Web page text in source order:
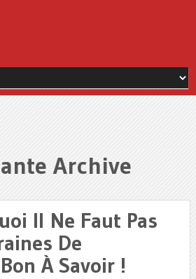
Archive
Il Ne Faut Pas
De
À Savoir !